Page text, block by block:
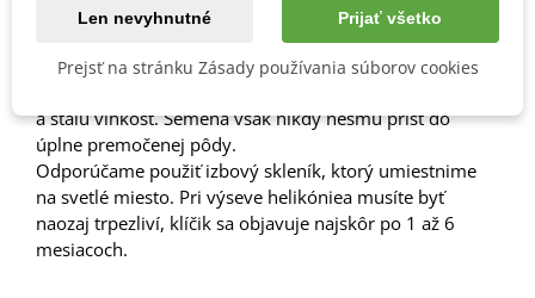
substrátu pre tropické ktorý môžeme nahradiť
pestovateľského
substrátu.
a stálu vlhkosť. Semená však nikdy nesmú prísť do
úplne premočenej pôdy.
Odporúčame použiť izbový skleník, ktorý umiestnime
na svetlé miesto. Pri výseve helikóniea musíte byť
naozaj trpezliví, klíčik sa objavuje najskôr po 1 až 6
mesiacoch.
Len nevyhnutné Prijať všetko
Prejsť na stránku Zásady používania súborov cookies